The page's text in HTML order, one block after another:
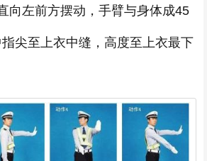
向左前方摆动，手臂与身体成45
尖至上衣中缝，高度至上衣最下